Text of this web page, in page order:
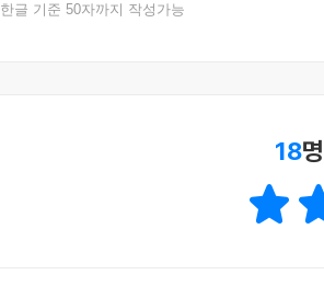
한글 기준 50자까지 작성가능
18